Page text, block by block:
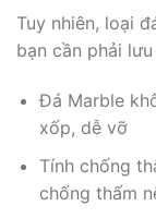
Tuy nhiên, loại
bạn cần phải
Đá Marble
xốp, dễ vỡ
Tính chống
chống thấm